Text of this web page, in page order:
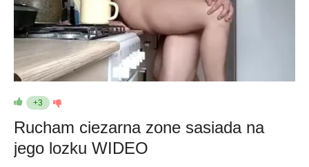
+3
Rucham ciezarna zone sasiada na
jego lozku WIDEO